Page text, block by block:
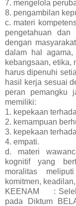
7. mengelola
8. pengambilan
c. materi
pengetahuan dan
dengan
dalam hal
kebangsaan, etika,
harus dipenuhi
hasil kerja sesuai
peran pemangku
memiliki:
1. kepekaan
2. kemampuan
3. kepekaan
4. empati.
d. materi
kognitif yang
moralitas
komitmen,
KEENAM
:
pada Diktum